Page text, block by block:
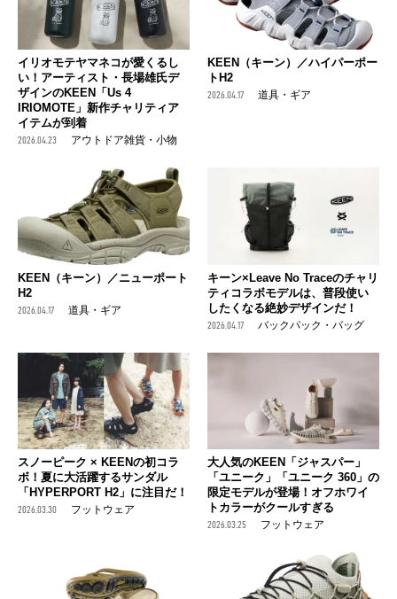
イリオモテヤマネコが愛くるし
い！アーティスト・長場雄氏デ
ザインのKEEN「Us 4
IRIOMOTE」新作チャリティア
イテムが到着
2026.04.23 アウトドア雑貨・小物
KEEN（キーン）／ハイパーポー
トH2
2026.04.17 道具・ギア
KEEN（キーン）／ニューポート
H2
2026.04.17 道具・ギア
キーン×Leave No Traceのチャリ
ティコラボモデルは、普段使い
したくなる絶妙デザインだ！
2026.04.17 バックパック・バッグ
スノーピーク × KEENの初コラ
ボ！夏に大活躍するサンダル
「HYPERPORT H2」に注目だ！
2026.03.30 フットウェア
大人気のKEEN「ジャスパー」
「ユニーク」「ユニーク 360」の
限定モデルが登場！オフホワイ
トカラーがクールすぎる
2026.03.25 フットウェア